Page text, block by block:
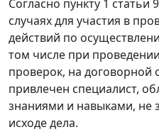
Согласно пункту 1
случаях для участия в
действий по
том числе при
проверок, на договорной
привлечен специалист,
знаниями и навыками, не
исходе дела.